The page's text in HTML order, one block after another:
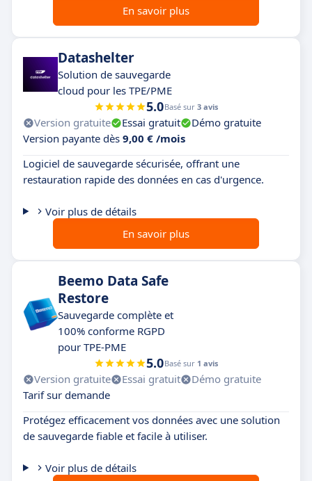
En savoir plus
Datashelter
Solution de sauvegarde
cloud pour les TPE/PME
5.0Basé sur 3 avis
Version gratuite Essai gratuit
Démo gratuite
Version payante dès 9,00 € /mois
Logiciel de sauvegarde sécurisée, offrant une
restauration rapide des données en cas d'urgence.
Voir plus de détails
En savoir plus
Beemo Data Safe
Restore
Sauvegarde complète et
100% conforme RGPD
pour TPE-PME
5.0Basé sur 1 avis
Version gratuite Essai gratuit
Démo gratuite
Tarif sur demande
Protégez efficacement vos données avec une solution
de sauvegarde fiable et facile à utiliser.
Voir plus de détails